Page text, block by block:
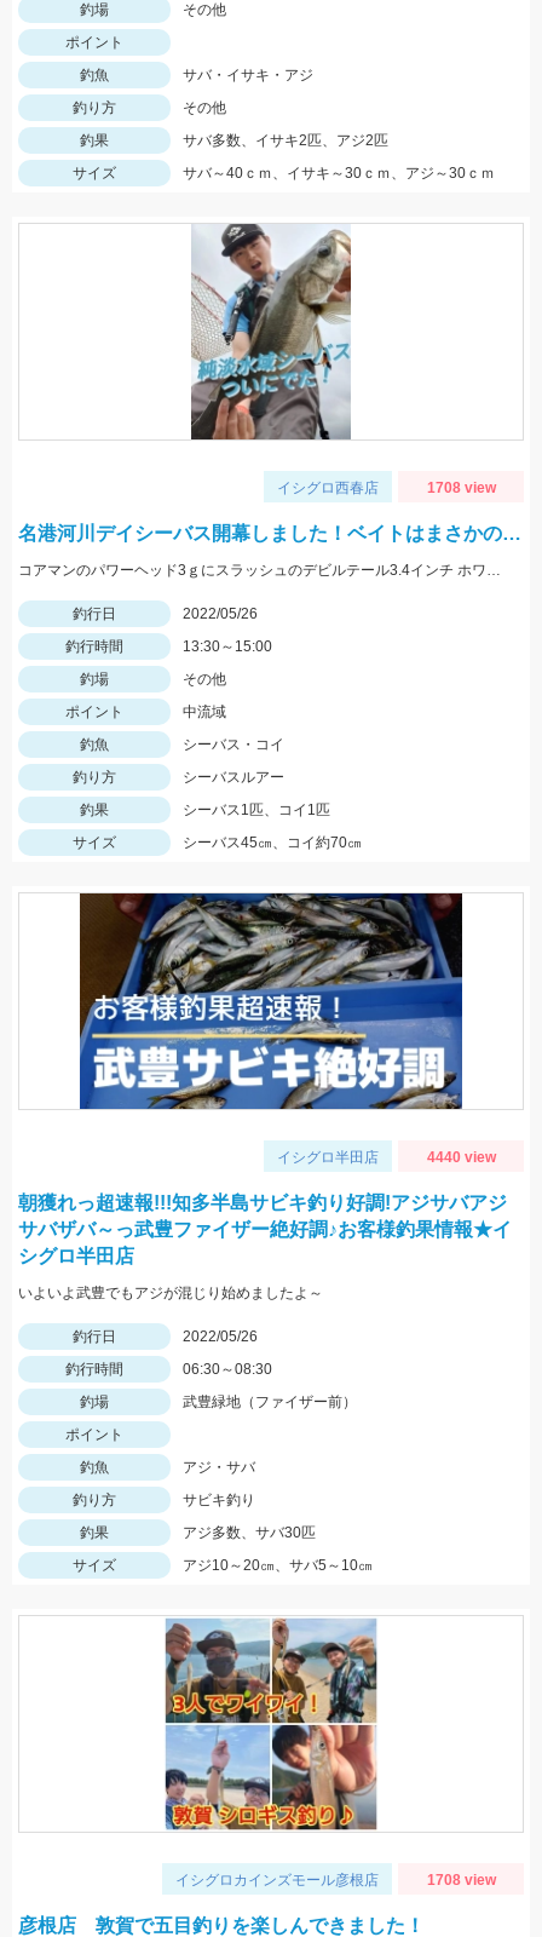
釣場
その他
ポイント
釣魚
サバ・イサキ・アジ
釣り方
その他
釣果
サバ多数、イサキ2匹、アジ2匹
サイズ
サバ～40ｃｍ、イサキ～30ｃｍ、アジ～30ｃｍ
イシグロ西春店 1708 view
名港河川デイシーバス開幕しました！ベイトはまさかの…
コアマンのパワーヘッド3ｇにスラッシュのデビルテール3.4インチ ホワイトシルバーで釣れました！
釣行日
2022/05/26
釣行時間
13:30～15:00
釣場
その他
ポイント
中流域
釣魚
シーバス・コイ
釣り方
シーバスルアー
釣果
シーバス1匹、コイ1匹
サイズ
シーバス45㎝、コイ約70㎝
イシグロ半田店 4440 view
朝獲れっ超速報!!!知多半島サビキ釣り好調!アジサバアジ
サバザバ～っ武豊ファイザー絶好調♪お客様釣果情報★イ
シグロ半田店
いよいよ武豊でもアジが混じり始めましたよ～
釣行日
2022/05/26
釣行時間
06:30～08:30
釣場
武豊緑地（ファイザー前）
ポイント
釣魚
アジ・サバ
釣り方
サビキ釣り
釣果
アジ多数、サバ30匹
サイズ
アジ10～20㎝、サバ5～10㎝
イシグロカインズモール彦根店 1708 view
彦根店 敦賀で五目釣りを楽しんできました！